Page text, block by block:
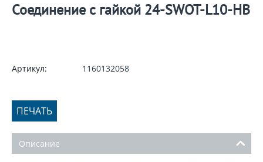
Соединение с гайкой 24-SWOT-L10-HB
Артикул: 1160132058
ПЕЧАТЬ
Описание